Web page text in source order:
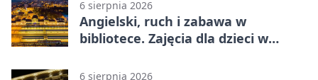
6 sierpnia 2026
Angielski, ruch i zabawa w
bibliotece. Zajęcia dla dzieci w
6 sierpnia 2026